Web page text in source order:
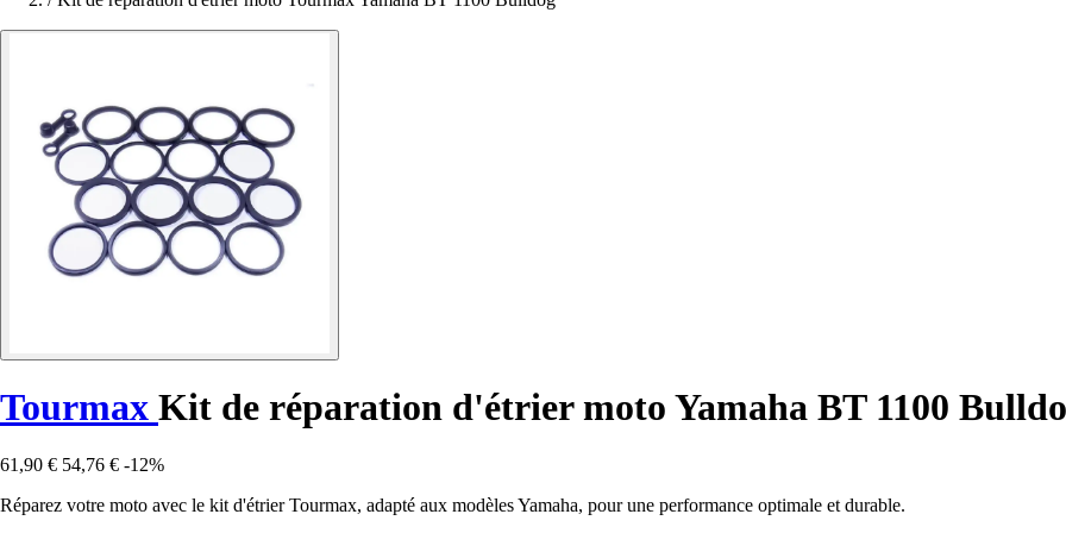
Tourmax Kit de réparation d'étrier moto Yamaha BT 1100
61,90 € 54,76 € -12%
Réparez votre moto avec le kit d'étrier Tourmax, adapté aux modèles Yamaha, pour une performance optimale et durable.